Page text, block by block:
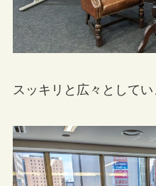
スッキリと広々としてい